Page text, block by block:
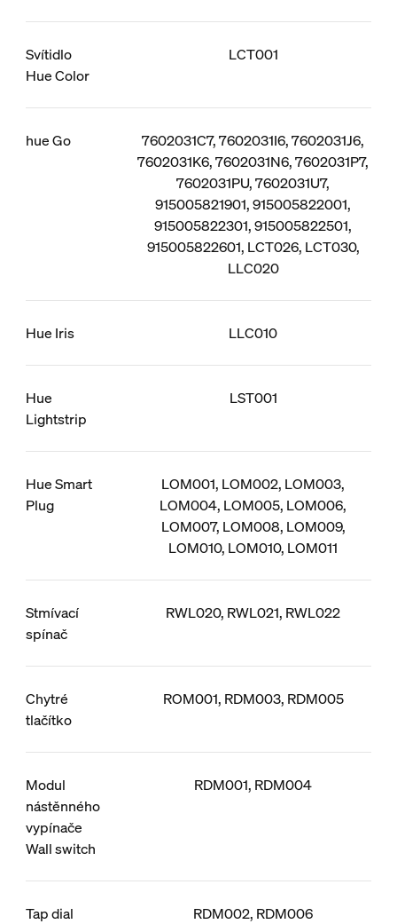
Svítidlo
Hue Color
LCT001
hue Go
7602031C7, 7602031I6, 7602031J6,
7602031K6, 7602031N6, 7602031P7,
7602031PU, 7602031U7,
915005821901, 915005822001,
915005822301, 915005822501,
915005822601, LCT026, LCT030,
LLC020
Hue Iris LLC010
Hue
Lightstrip
LST001
Hue Smart
Plug
LOM001, LOM002, LOM003,
LOM004, LOM005, LOM006,
LOM007, LOM008, LOM009,
LOM010, LOM010, LOM011
Stmívací
spínač
RWL020, RWL021, RWL022
Chytré
tlačítko
ROM001, RDM003, RDM005
Modul
nástěnného
vypínače
Wall switch
RDM001, RDM004
Tap dial
RDM002, RDM006